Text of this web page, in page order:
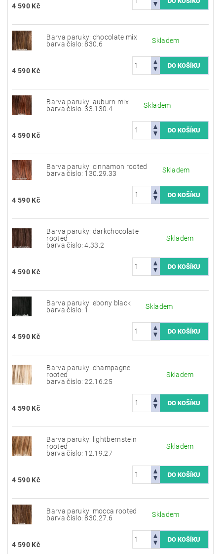
4 590 Kč
Barva paruky: chocolate mix
barva číslo: 830.6
Skladem
4 590 Kč
Barva paruky: auburn mix
barva číslo: 33.130.4
Skladem
4 590 Kč
Barva paruky: cinnamon rooted
barva číslo: 130.29.33
Skladem
4 590 Kč
Barva paruky: darkchocolate
rooted
barva číslo: 4.33.2
Skladem
4 590 Kč
Barva paruky: ebony black
barva číslo: 1
Skladem
4 590 Kč
Barva paruky: champagne
rooted
barva číslo: 22.16.25
Skladem
4 590 Kč
Barva paruky: lightbernstein
rooted
barva číslo: 12.19.27
Skladem
4 590 Kč
Barva paruky: mocca rooted
barva číslo: 830.27.6
Skladem
4 590 Kč